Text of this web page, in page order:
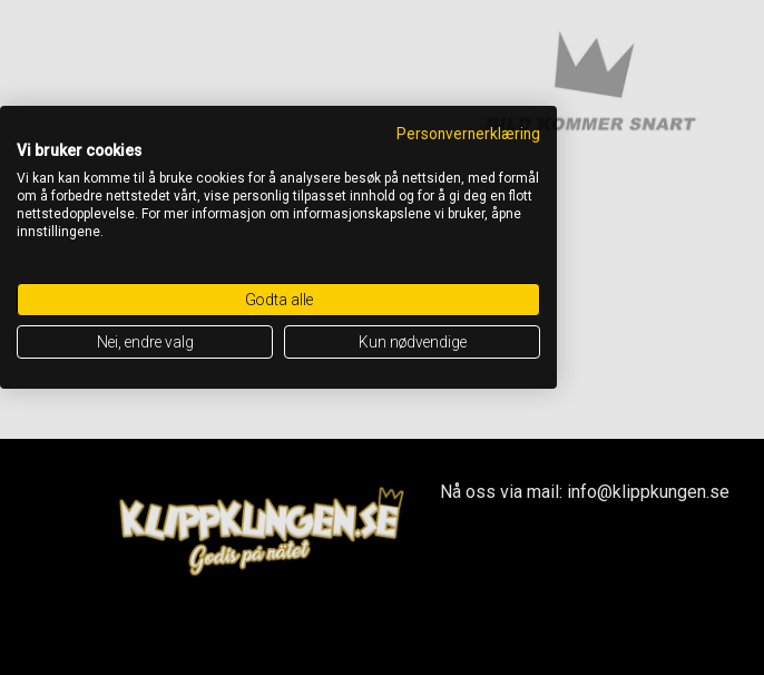
Nå oss via mail: info@klippkungen.se
Personvernerklæring
Vi bruker cookies
Vi kan kan komme til å bruke cookies for å analysere besøk på nettsiden, med formål
om å forbedre nettstedet vårt, vise personlig tilpasset innhold og for å gi deg en flott
nettstedopplevelse. For mer informasjon om informasjonskapslene vi bruker, åpne
innstillingene.
Godta alle
Nei, endre valg Kun nødvendige